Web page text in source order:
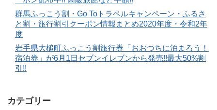
群馬ふっこう割・Go Toトラベルキャンペーン・ふるさ
と割・旅行割引クーポン情報まとめ2020年度・令和2年
度
岩手県大槌町ふっこう割旅行券「おおつちに泊まろう！
宿泊券」が6月1日セブンイレブンから発売!!最大50%割
引!!
カテゴリー